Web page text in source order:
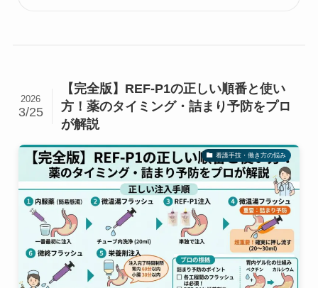
【完全版】REF-P1の正しい順番と使い
方！薬のタイミング・詰まり予防をプロ
が解説
2026
3/25
看護手技・働き方の悩み